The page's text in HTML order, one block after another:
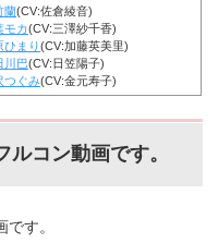
蘭(CV:佐倉綾音)
モカ(CV:三澤紗千香)
ひまり(CV:加藤英美里)
川巴(CV:日笠陽子)
つぐみ(CV:金元寿子)
コン動画です。
す。